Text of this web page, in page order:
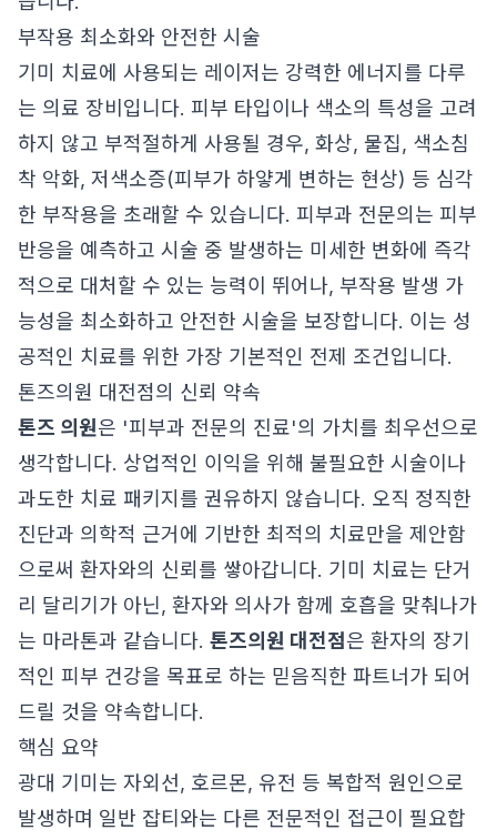
부작용 최소화와 안전한 시술
기미 치료에 사용되는 레이저는 강력한 에너지를 다루
는 의료 장비입니다. 피부 타입이나 색소의 특성을 고려
하지 않고 부적절하게 사용될 경우, 화상, 물집, 색소침
착 악화, 저색소증(피부가 하얗게 변하는 현상) 등 심각
한 부작용을 초래할 수 있습니다. 피부과 전문의는 피부
반응을 예측하고 시술 중 발생하는 미세한 변화에 즉각
적으로 대처할 수 있는 능력이 뛰어나, 부작용 발생 가
능성을 최소화하고 안전한 시술을 보장합니다. 이는 성
공적인 치료를 위한 가장 기본적인 전제 조건입니다.
톤즈의원 대전점의 신뢰 약속
톤즈 의원은 '피부과 전문의 진료'의 가치를 최우선으로
생각합니다. 상업적인 이익을 위해 불필요한 시술이나
과도한 치료 패키지를 권유하지 않습니다. 오직 정직한
진단과 의학적 근거에 기반한 최적의 치료만을 제안함
으로써 환자와의 신뢰를 쌓아갑니다. 기미 치료는 단거
리 달리기가 아닌, 환자와 의사가 함께 호흡을 맞춰나가
는 마라톤과 같습니다. 톤즈의원 대전점은 환자의 장기
적인 피부 건강을 목표로 하는 믿음직한 파트너가 되어
드릴 것을 약속합니다.
핵심 요약
광대 기미는 자외선, 호르몬, 유전 등 복합적 원인으로
발생하며 일반 잡티와는 다른 전문적인 접근이 필요합